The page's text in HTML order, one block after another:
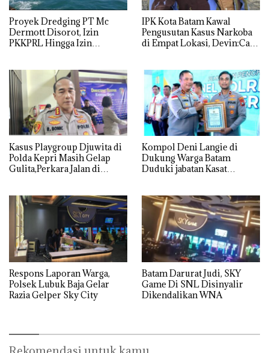
Proyek Dredging PT Mc
Dermott Disorot, Izin
PKKPRL Hingga Izin
IPK Kota Batam Kawal
Pengusutan Kasus Narkoba
di Empat Lokasi, Devin:Cari
Kasus Playgroup Djuwita di
Polda Kepri Masih Gelap
Gulita,Perkara Jalan di
Kompol Deni Langie di
Dukung Warga Batam
Duduki jabatan Kasat
Respons Laporan Warga,
Polsek Lubuk Baja Gelar
Razia Gelper Sky City
Batam Darurat Judi, SKY
Game Di SNL Disinyalir
Dikendalikan WNA